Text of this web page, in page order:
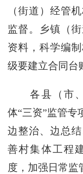
（街道）经管
监督。乡镇（
资料，科学编
级要建立合同台
各县（市
体“三资”监管专
边整治、边总
善村集体工程
度，加强日常监